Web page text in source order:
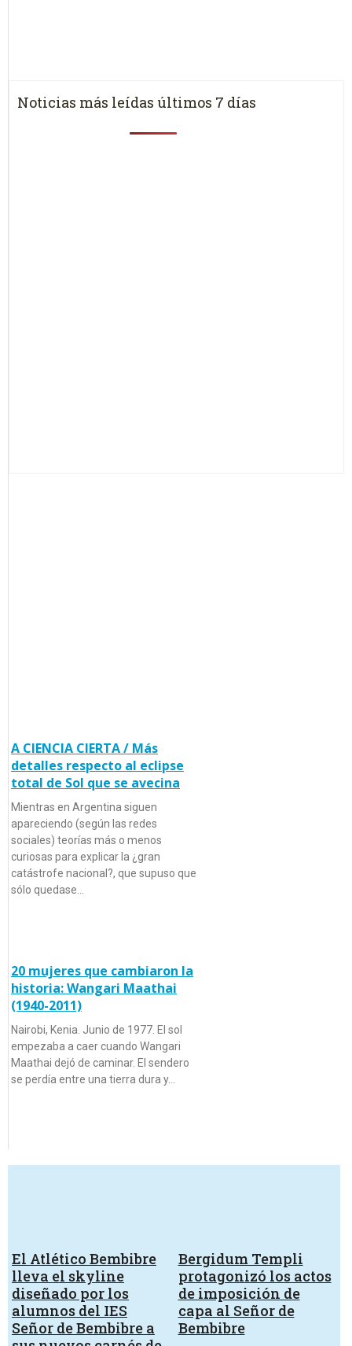
Noticias más leídas últimos 7 días
A CIENCIA CIERTA / Más
detalles respecto al eclipse
total de Sol que se avecina
Mientras en Argentina siguen
apareciendo (según las redes
sociales) teorías más o menos
curiosas para explicar la ¿gran
catástrofe nacional?, que supuso que
sólo quedase…
20 mujeres que cambiaron la
historia: Wangari Maathai
(1940-2011)
Nairobi, Kenia. Junio de 1977. El sol
empezaba a caer cuando Wangari
Maathai dejó de caminar. El sendero
se perdía entre una tierra dura y…
El Atlético Bembibre
lleva el skyline
diseñado por los
alumnos del IES
Señor de Bembibre a
Bergidum Templi
protagonizó los actos
de imposición de
capa al Señor de
Bembibre